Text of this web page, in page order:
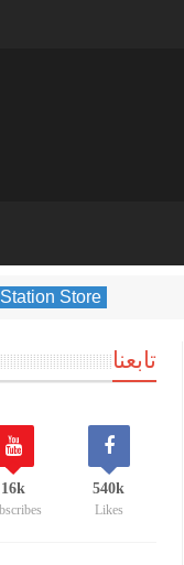
يكشف متجر PlayStation عن الألعاب الأكثر تنزيلًا في فبراير 2022
تابعنا
540k
Likes
16k